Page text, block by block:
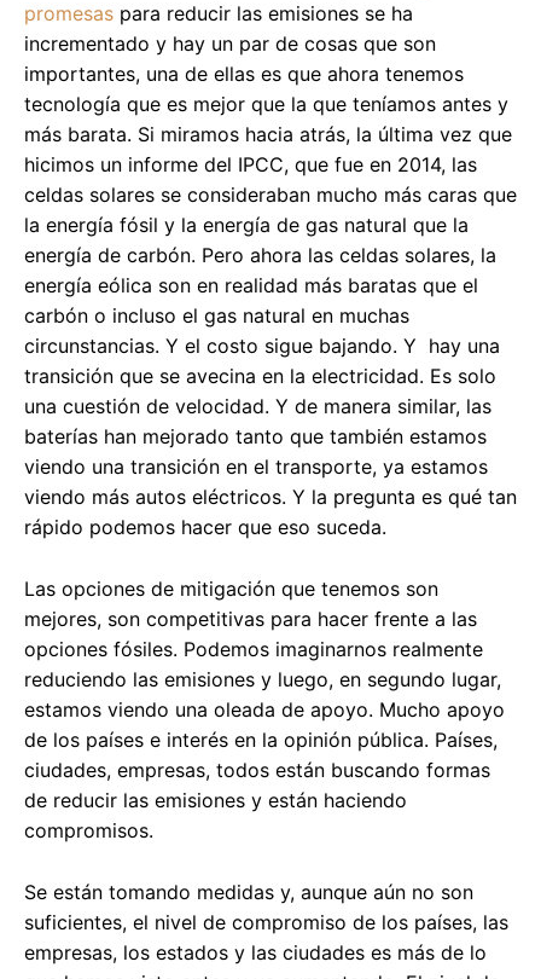
promesas para reducir las emisiones se ha
incrementado y hay un par de cosas que son
importantes, una de ellas es que ahora tenemos
tecnología que es mejor que la que teníamos antes y
más barata. Si miramos hacia atrás, la última vez que
hicimos un informe del IPCC, que fue en 2014, las
celdas solares se consideraban mucho más caras que
la energía fósil y la energía de gas natural que la
energía de carbón. Pero ahora las celdas solares, la
energía eólica son en realidad más baratas que el
carbón o incluso el gas natural en muchas
circunstancias. Y el costo sigue bajando. Y hay una
transición que se avecina en la electricidad. Es solo
una cuestión de velocidad. Y de manera similar, las
baterías han mejorado tanto que también estamos
viendo una transición en el transporte, ya estamos
viendo más autos eléctricos. Y la pregunta es qué tan
rápido podemos hacer que eso suceda.
Las opciones de mitigación que tenemos son
mejores, son competitivas para hacer frente a las
opciones fósiles. Podemos imaginarnos realmente
reduciendo las emisiones y luego, en segundo lugar,
estamos viendo una oleada de apoyo. Mucho apoyo
de los países e interés en la opinión pública. Países,
ciudades, empresas, todos están buscando formas
de reducir las emisiones y están haciendo
compromisos.
Se están tomando medidas y, aunque aún no son
suficientes, el nivel de compromiso de los países, las
empresas, los estados y las ciudades es más de lo